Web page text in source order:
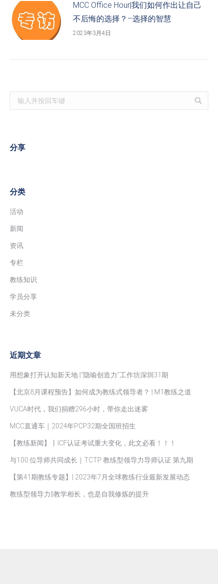
MCC Office Hour|我们如何作出让自己
不后悔的选择？–选择的智慧
2023年3月4日
Search:
分享
分类
活动
新闻
资讯
专栏
教练知识
学员分享
未分类
近期文章
用想象打开认知新天地 |“隐喻创造力”工作坊深圳31期
【北京8月课程预告】如何成为教练式领导者？ | M1教练之道
VUCA时代，我们捐赠296小时，带你走出迷雾
MCC直通车｜2024年PCP32期全国班招生
【教练新闻】丨ICF认证考试重大变化，此文必看！！！
与100 位导师共同成长｜TCTP 教练型领导力导师认证 第九期
【第41期教练专题】| 2023年7月全球教练行业最新发展动态
教练型领导力||教学相长，也是自我修炼的提升